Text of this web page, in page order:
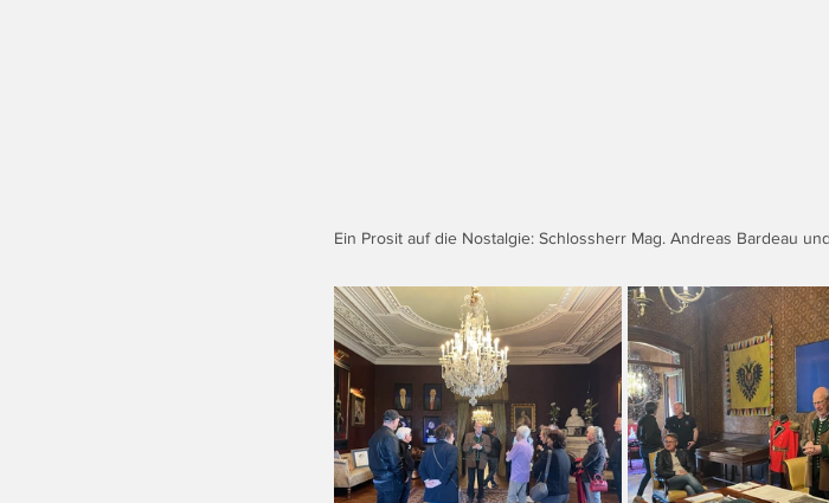
Ein Prosit auf die Nostalgie: Schlossherr Mag. Andreas Bardeau